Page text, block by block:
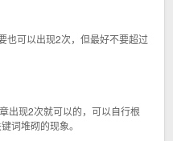
也可以出现2次，但最好不要超过
出现2次就可以的，可以自行根
词堆砌的现象。